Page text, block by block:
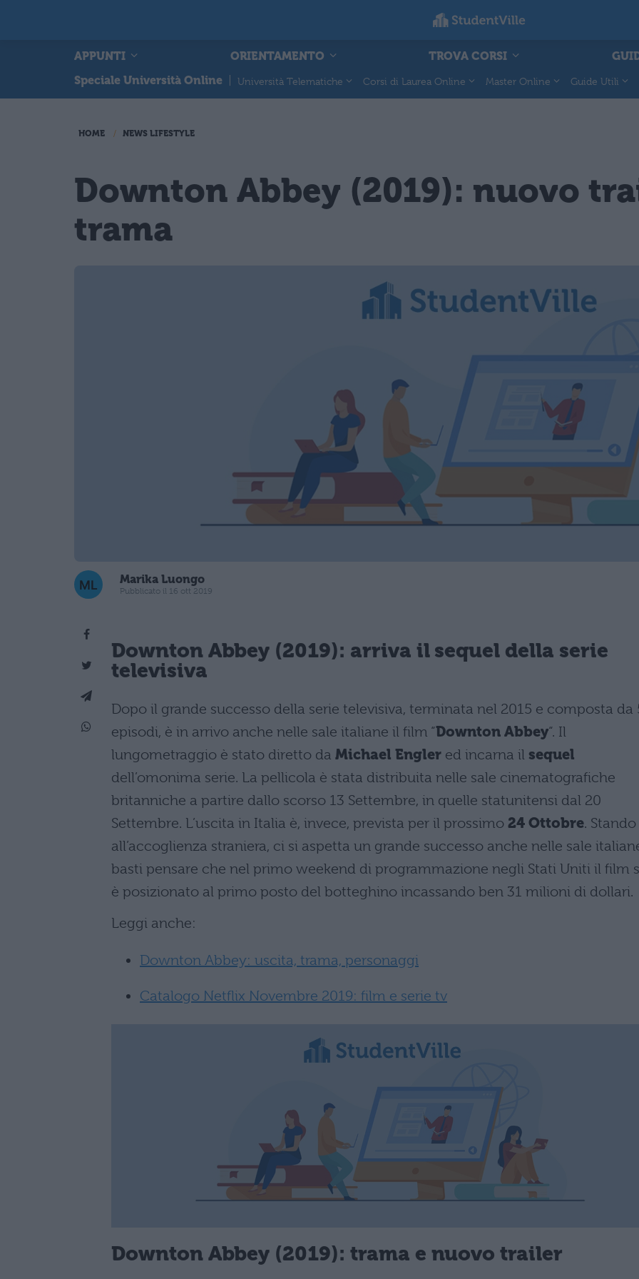
APPUNTI ORIENTAMENTO TROVA CORSI
Speciale Università Online
Università Telematiche Corsi di Laurea Online Master Online Guide Utili
HOME NEWS LIFESTYLE
Downton Abbey (2019): nuovo
trama
Marika Luongo
Pubblicato il 16 ott 2019
Downton Abbey (2019): arriva il sequel della serie
televisiva
Dopo il grande successo della serie televisiva, terminata nel 2015 e composta da
episodi, è in arrivo anche nelle sale italiane il film “Downton Abbey“. Il
lungometraggio è stato diretto da Michael Engler ed incarna il sequel
dell’omonima serie. La pellicola è stata distribuita nelle sale cinematografiche
britanniche a partire dallo scorso 13 Settembre, in quelle statunitensi dal 20
Settembre. L’uscita in Italia è, invece, prevista per il prossimo 24 Ottobre. Stando
all’accoglienza straniera, ci si aspetta un grande successo anche nelle sale
basti pensare che nel primo weekend di programmazione negli Stati Uniti il film
è posizionato al primo posto del botteghino incassando ben 31 milioni di dollari.
Leggi anche:
Downton Abbey: uscita, trama, personaggi
Catalogo Netflix Novembre 2019: film e serie tv
Downton Abbey (2019): trama e nuovo trailer